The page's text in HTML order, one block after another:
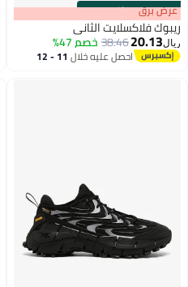
00m:00s
·باقي 100% عرض برق
ريبوك فلاكسلايت الثاني
ريال20.13
38.46خصم 47%
احصل عليه خلال 11 - 12